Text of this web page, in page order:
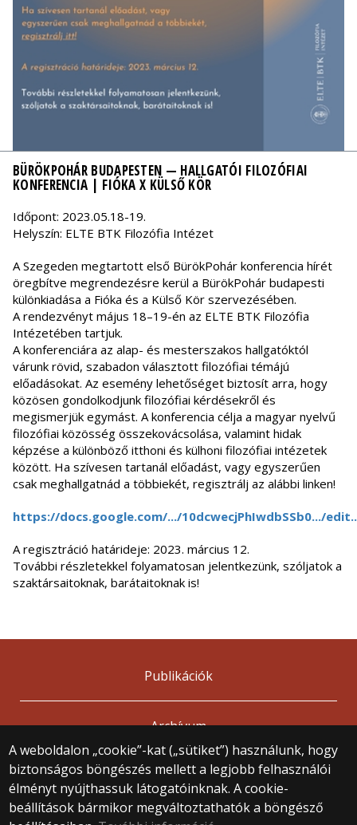
BÜRÖKPOHÁR BUDAPESTEN — HALLGATÓI FILOZÓFIAI
KONFERENCIA | FIÓKA X KÜLSŐ KÖR
Időpont: 2023.05.18-19.
Helyszín: ELTE BTK Filozófia Intézet
A Szegeden megtartott első BürökPohár konferencia hírét
öregbítve megrendezésre kerül a BürökPohár budapesti
különkiadása a Fióka és a Külső Kör szervezésében.
A rendezvényt május 18–19-én az ELTE BTK Filozófia
Intézetében tartjuk.
A konferenciára az alap- és mesterszakos hallgatóktól
várunk rövid, szabadon választott filozófiai témájú
előadásokat. Az esemény lehetőséget biztosít arra, hogy
közösen gondolkodjunk filozófiai kérdésekről és
megismerjük egymást. A konferencia célja a magyar nyelvű
filozófiai közösség összekovácsolása, valamint hidak
képzése a különböző itthoni és külhoni filozófiai intézetek
között. Ha szívesen tartanál előadást, vagy egyszerűen
csak meghallgatnád a többiekét, regisztrálj az alábbi linken!
https://docs.google.com/.../10dcwecjPhIwdbSSb0.../
A regisztráció határideje: 2023. március 12.
További részletekkel folyamatosan jelentkezünk, szóljatok a
szaktársaitoknak, barátaitoknak is!
A weboldalon „cookie”-kat („sütiket”) használunk, hogy
biztonságos böngészés mellett a legjobb felhasználói
élményt nyújthassuk látogatóinknak. A cookie-
beállítások bármikor megváltoztathatók a böngésző
Publikációk
Archívum
© 2025 Eötvös Loránd Tudományegyetem
Minden jog fenntartva.
1053 Budapest, Egyetem tér 1–3.